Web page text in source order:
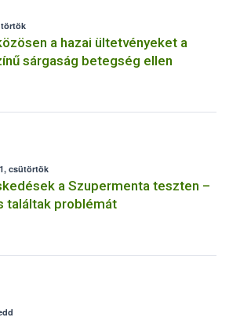
a hazai ültetvényeket a
sárgaság betegség ellen
csütörtök
a Szupermenta teszten –
találtak problémát